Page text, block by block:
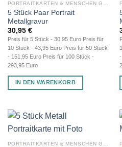
PORTRAITKARTEN & MENSCHEN GRAVUR
5 Stück Paar Portrait
Metallgravur
30,95 €
Preis für 5 Stück - 30,95 Euro Preis für
10 Stück - 43,95 Euro Preis für 50 Stück
- 151,95 Euro Preis für 100 Stück -
293,95 Euro
IN DEN WARENKORB